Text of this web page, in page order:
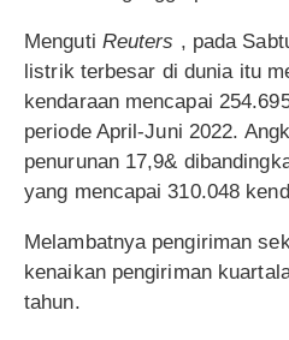
Menguti Reuters , pada
listrik terbesar di dunia itu
kendaraan mencapai
periode April-Juni 2022.
penurunan 17,9&
yang mencapai 310.048
Melambatnya pengiriman
kenaikan pengiriman
tahun.